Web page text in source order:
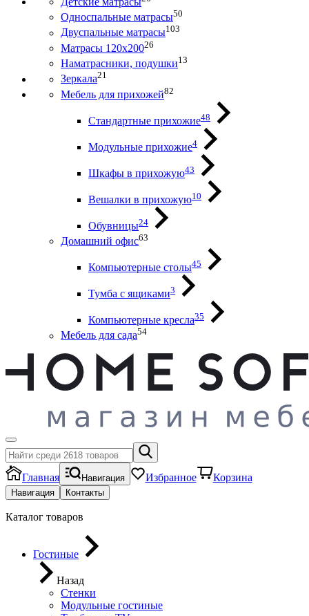
Односпальные матрасы50
Двуспальные матрасы103
Матрасы 120х20026
Наматрасники, подушки13
Зеркала21
Мебель для прихожей82
Стандартные прихожие48
Модульные прихожие4
Шкафы в прихожую43
Вешалки в прихожую10
Обувницы24
Домашний офис63
Компьютерные столы45
Тумба с ящиками3
Компьютерные кресла35
Мебель для сада54
Главная Навигация Избранное Корзина
Навигация Контакты
Каталог товаров
Гостиные
Назад
Стенки
Модульные гостиные